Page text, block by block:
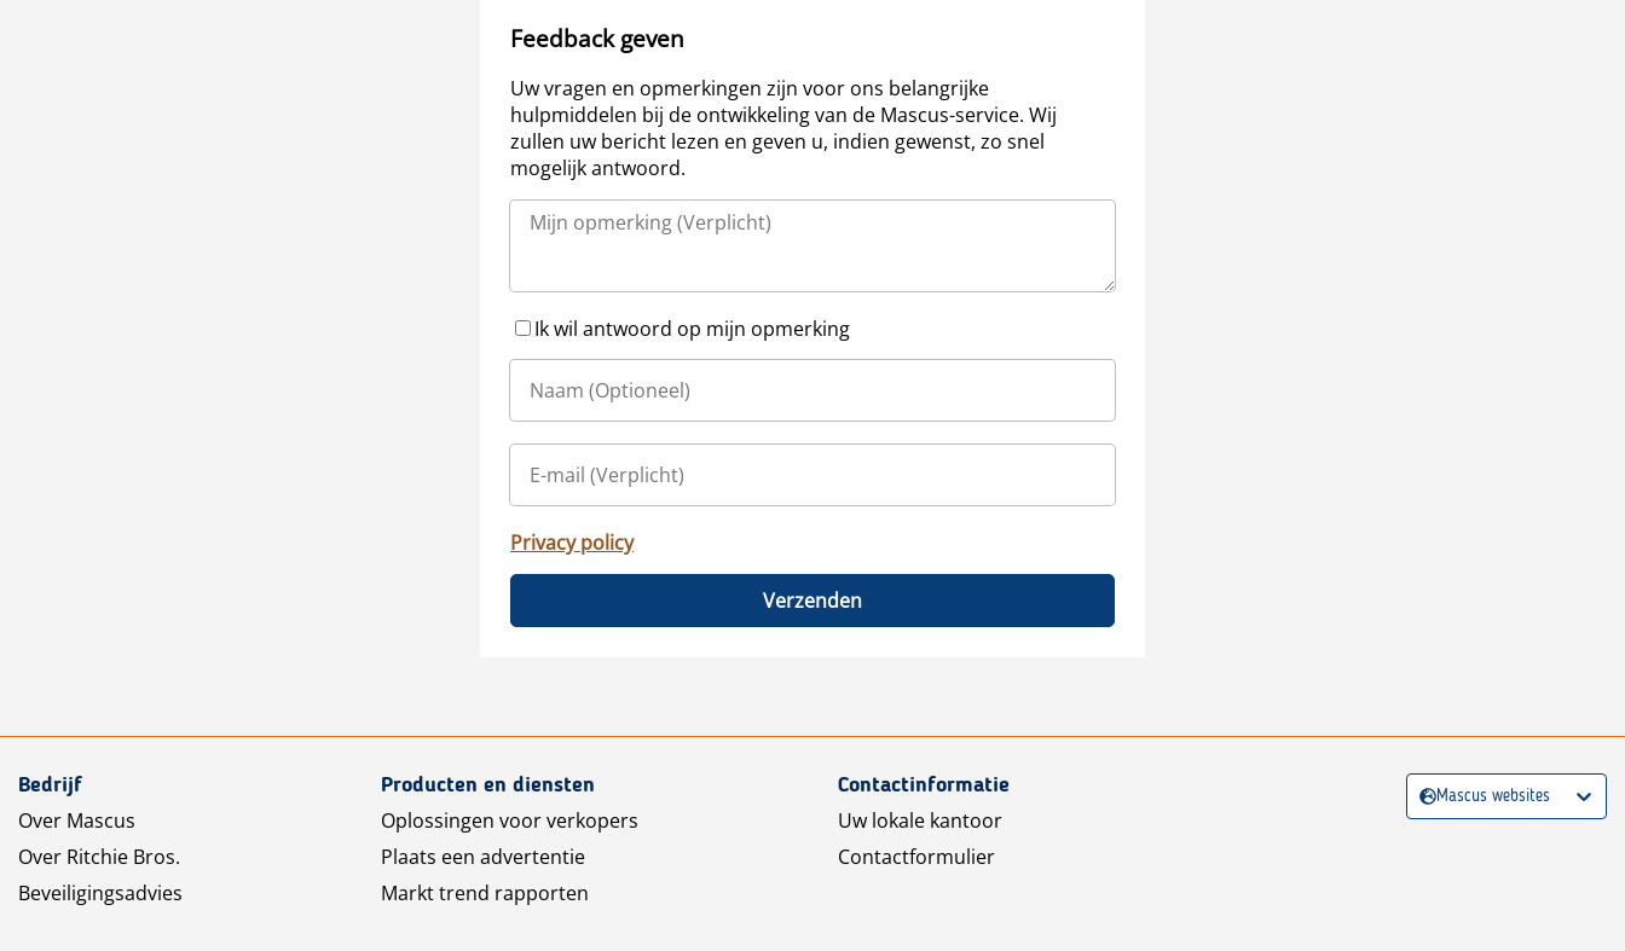
Feedback geven
Uw vragen en opmerkingen zijn voor ons belangrijke
hulpmiddelen bij de ontwikkeling van de Mascus-service. Wij
zullen uw bericht lezen en geven u, indien gewenst, zo snel
mogelijk antwoord.
Ik wil antwoord op mijn opmerking
Privacy policy
Verzenden
Bedrijf
Over Mascus
Over Ritchie Bros.
Beveiligingsadvies
Producten en diensten
Oplossingen voor verkopers
Plaats een advertentie
Markt trend rapporten
Contactinformatie
Uw lokale kantoor
Contactformulier
Mascus websites